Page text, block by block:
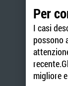
Per
I casi
possono
migliore